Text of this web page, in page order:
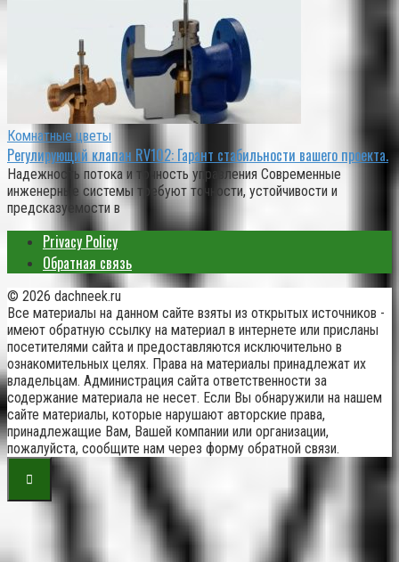
Комнатные цветы
Регулирующий клапан RV102: Гарант стабильности вашего проекта.
Надежность потока и точность управления Современные
инженерные системы требуют точности, устойчивости и
предсказуемости в
Privacy Policy
Обратная связь
© 2026 dachneek.ru
Все материалы на данном сайте взяты из открытых источников -
имеют обратную ссылку на материал в интернете или присланы
посетителями сайта и предоставляются исключительно в
ознакомительных целях. Права на материалы принадлежат их
владельцам. Администрация сайта ответственности за
содержание материала не несет. Если Вы обнаружили на нашем
сайте материалы, которые нарушают авторские права,
принадлежащие Вам, Вашей компании или организации,
пожалуйста, сообщите нам через форму обратной связи.